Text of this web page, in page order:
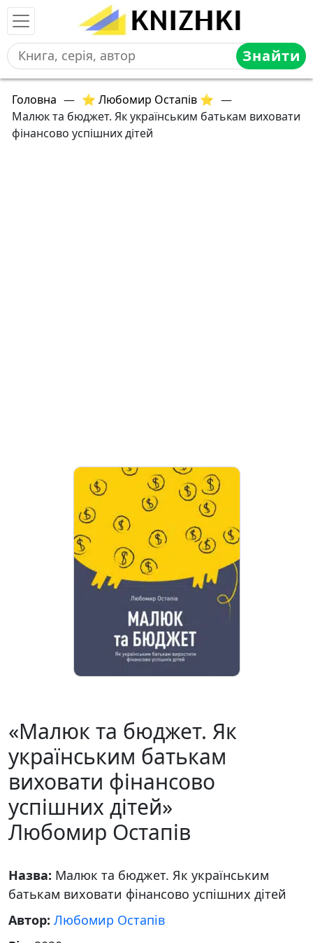
Знайти
Головна — ⭐ Любомир Остапів ⭐ —
Малюк та бюджет. Як українським батькам виховати
фінансово успішних дітей
«Малюк та бюджет. Як
українським батькам
виховати фінансово
успішних дітей»
Любомир Остапів
Назва: Малюк та бюджет. Як українським
батькам виховати фінансово успішних дітей
Автор: Любомир Остапів